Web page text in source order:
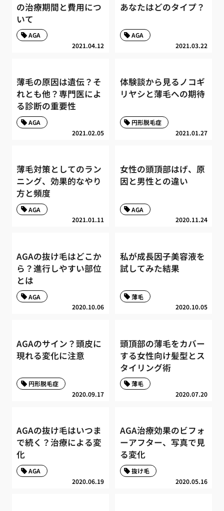
の治療期間と費用につ
いて
2021.04.12
AGA
あなたはどのタイプ？
2021.03.22
AGA
薄毛の原因は遺伝？そ
れとも他？専門医によ
る診断の重要性
2021.02.05
AGA
体験談から見るノコギ
リヤシと薄毛への期待
2021.01.27
円形脱毛症
薄毛対策としてのラン
ニング、効果的なやり
方と頻度
2021.01.11
AGA
女性の頭頂部はげ、原
因と男性との違い
2020.11.24
AGA
AGAの抜け毛はどこか
ら？進行しやすい部位
とは
2020.10.06
AGA
私が成長因子美容液を
試してみた結果
2020.10.05
薄毛
AGAのサイン？頭皮に
現れる変化に注意
2020.09.17
円形脱毛症
頭頂部の薄毛をカバー
する女性向け髪型とス
タイリング術
2020.07.20
薄毛
AGAの抜け毛はいつま
で続く？治療による変
化
2020.06.19
AGA
AGA治療効果のビフォ
ーアフター、写真で見
る変化
2020.05.16
抜け毛